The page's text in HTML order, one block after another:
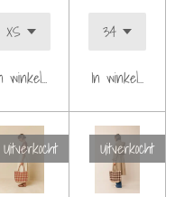
winkelwagen In winkelwagen
Uitverkocht Uitverkocht